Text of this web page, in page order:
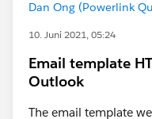
Dan Ong (Powerlink
10. Juni 2021, 05:24
Email template
Outlook
The email template